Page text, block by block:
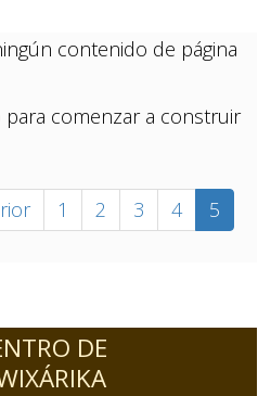
contenido de página
para comenzar a construir
Página
1 Página
2 Página
3 Página
4
Página
actual
5
DE